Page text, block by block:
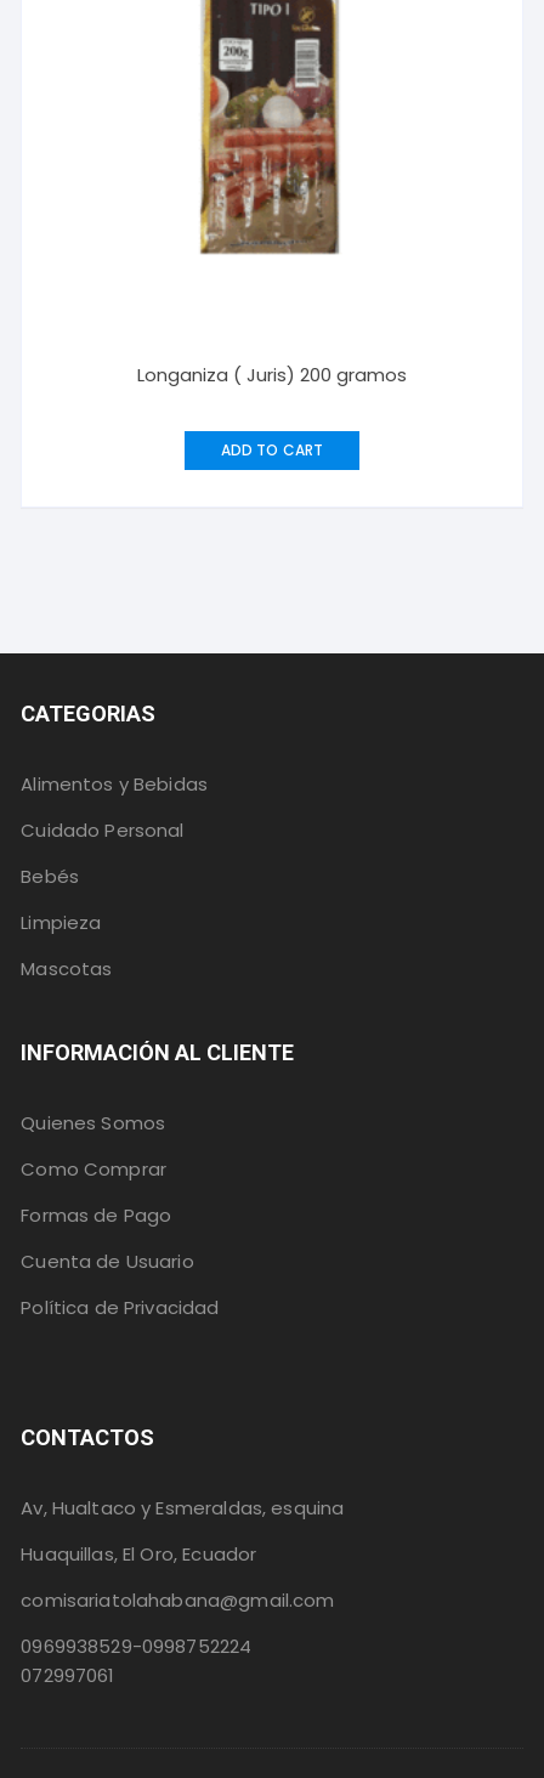
Longaniza ( Juris) 200 gramos
ADD TO CART
CATEGORIAS
Alimentos y Bebidas
Cuidado Personal
Bebés
Limpieza
Mascotas
INFORMACIÓN AL CLIENTE
Quienes Somos
Como Comprar
Formas de Pago
Cuenta de Usuario
Política de Privacidad
CONTACTOS
Av, Hualtaco y Esmeraldas, esquina
Huaquillas, El Oro, Ecuador
comisariatolahabana@gmail.com
0969938529-0998752224
072997061